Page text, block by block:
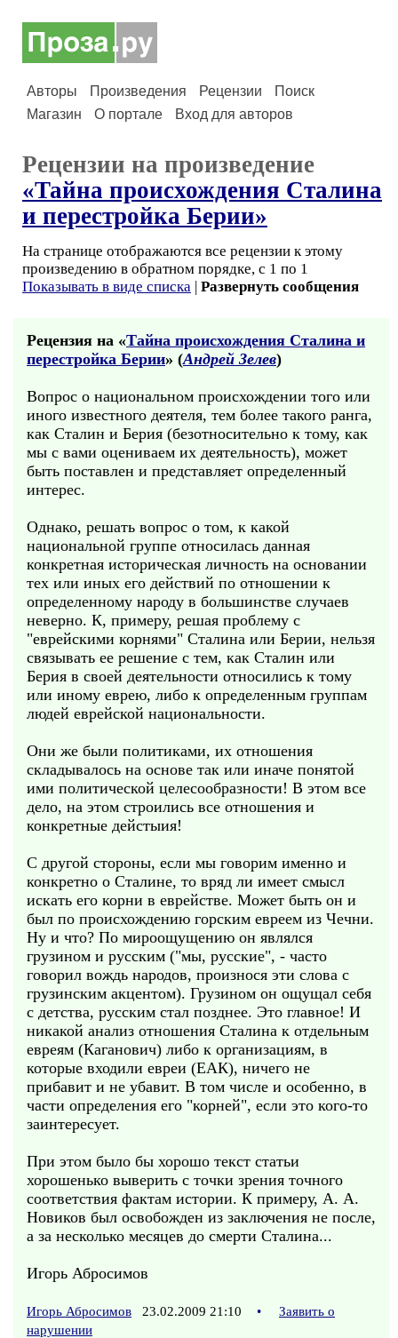
Авторы Произведения Рецензии
Поиск
Магазин
О портале Вход для авторов
Рецензии на произведение
«Тайна происхождения Сталина
и перестройка Берии»
На странице отображаются все рецензии к этому
произведению в обратном порядке, с 1 по 1
Показывать в виде списка | Развернуть сообщения
Рецензия на «Тайна происхождения Сталина и
перестройка Берии» (Андрей Зелев)
Вопрос о национальном происхождении того или
иного известного деятеля, тем более такого ранга,
как Сталин и Берия (безотносительно к тому, как
мы с вами оцениваем их деятельность), может
быть поставлен и представляет определенный
интерес.
Однако, решать вопрос о том, к какой
национальной группе относилась данная
конкретная историческая личность на основании
тех или иных его действий по отношении к
определенному народу в большинстве случаев
неверно. К, примеру, решая проблему с
"еврейскими корнями" Сталина или Берии, нельзя
связывать ее решение с тем, как Сталин или
Берия в своей деятельности относились к тому
или иному еврею, либо к определенным группам
людей еврейской национальности.
Они же были политиками, их отношения
складывалось на основе так или иначе понятой
ими политической целесообразности! В этом все
дело, на этом строились все отношения и
конкретные дейстыия!
С другой стороны, если мы говорим именно и
конкретно о Сталине, то вряд ли имеет смысл
искать его корни в еврействе. Может быть он и
был по происхождению горским евреем из Чечни.
Ну и что? По мироощущению он являлся
грузином и русским ("мы, русские", - часто
говорил вождь народов, произнося эти слова с
грузинским акцентом). Грузином он ощущал себя
с детства, русским стал позднее. Это главное! И
никакой анализ отношения Сталина к отдельным
евреям (Каганович) либо к организациям, в
которые входили евреи (ЕАК), ничего не
прибавит и не убавит. В том числе и особенно, в
части определения его "корней", если это кого-то
заинтересует.
При этом было бы хорошо текст статьи
хорошенько выверить с точки зрения точного
соответствия фактам истории. К примеру, А. А.
Новиков был освобожден из заключения не после,
а за несколько месяцев до смерти Сталина...
Игорь Абросимов
Игорь Абросимов 23.02.2009 21:10 •
Заявить о
нарушении